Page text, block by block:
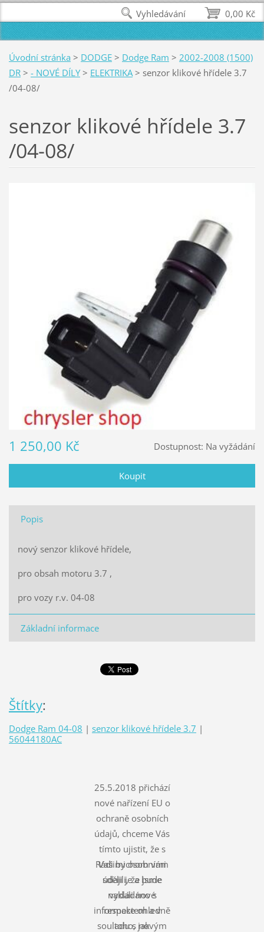
Úvodní stránka > DODGE > Dodge Ram > 2002-2008 (1500)
DR > - NOVÉ DÍLY > ELEKTRIKA > senzor klikové hřídele 3.7
/04-08/
senzor klikové hřídele 3.7
/04-08/
Dostupnost: Na vyžádání
1 250,00 Kč
Popis
nový senzor klikové hřídele,
pro obsah motoru 3.7 ,
pro vozy r.v. 04-08
Základní informace
Štítky:
Dodge Ram 04-08 | senzor klikové hřídele 3.7 |
56044180AC
25.5.2018 přichází
nové nařízení EU o
ochraně osobních
údajů, chceme Vás
tímto ujistit, že s
Vašimi osobními
údaji je a bude
nakládáno s
respektem a v
souladu s novým
Rádi bychom vám
sdělili, že jsme
vydali nové
informace ohledně
toho, jak
0,00 Kč
Vyhledávání